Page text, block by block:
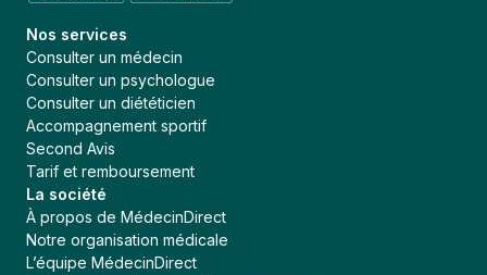
Nos services
Consulter un médecin
Consulter un psychologue
Consulter un diététicien
Accompagnement sportif
Second Avis
Tarif et remboursement
La société
À propos de MédecinDirect
Notre organisation médicale
L’équipe MédecinDirect